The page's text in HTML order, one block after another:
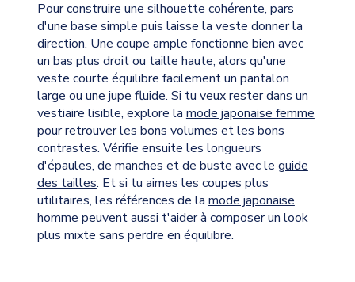
Pour construire une silhouette cohérente, pars
d'une base simple puis laisse la veste donner la
direction. Une coupe ample fonctionne bien avec
un bas plus droit ou taille haute, alors qu'une
veste courte équilibre facilement un pantalon
large ou une jupe fluide. Si tu veux rester dans un
vestiaire lisible, explore la mode japonaise femme
pour retrouver les bons volumes et les bons
contrastes. Vérifie ensuite les longueurs
d'épaules, de manches et de buste avec le guide
des tailles. Et si tu aimes les coupes plus
utilitaires, les références de la mode japonaise
homme peuvent aussi t'aider à composer un look
plus mixte sans perdre en équilibre.